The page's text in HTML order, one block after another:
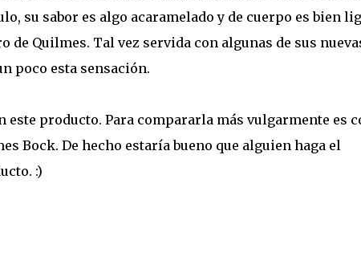
su sabor es algo acaramelado y de cuerpo es bien
de Quilmes. Tal vez servida con algunas de sus
poco esta sensación.
este producto. Para compararla más vulgarmente es
Bock. De hecho estaría bueno que alguien haga el
:)